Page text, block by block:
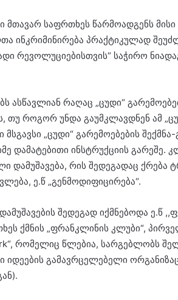
მთავარ საფრთხეს წარმოადგენს
ინკრიმინირება პრაქტიკულად
რევოლუციებისთვის“ საჭირო
ასწავლიან რაღაც „ცუდი“
თუ როგორ უნდა გაუმკლავდნენ ამ
მსგავსი „ცუდი“ გარემოებების
დამატებითი ინსტრუქციის
რის შედეგადაც
ე.წ „გენმოდიფიცირება“.
შედეგად იქმნებოდა ე.წ
ქმნის „ფრანკლინის კლუბი“,
რომელიც წლებია, სარგებლობს
გამავრცელებელი